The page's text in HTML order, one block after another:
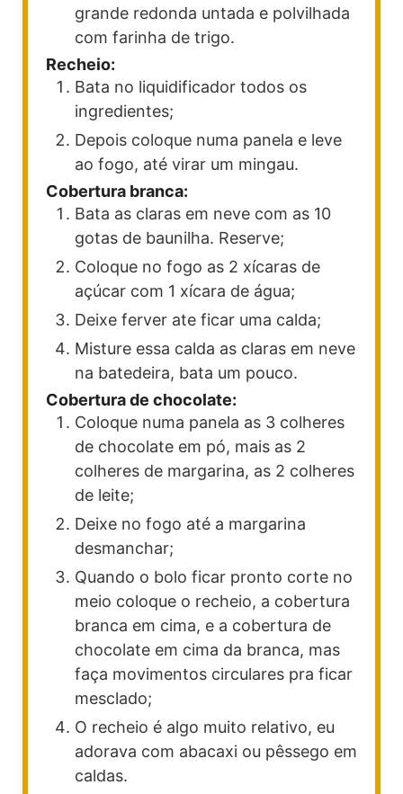
grande redonda untada e polvilhada
com farinha de trigo.
Recheio:
Bata no liquidificador todos os
ingredientes;
Depois coloque numa panela e leve
ao fogo, até virar um mingau.
Cobertura branca:
Bata as claras em neve com as 10
gotas de baunilha. Reserve;
Coloque no fogo as 2 xícaras de
açúcar com 1 xícara de água;
Deixe ferver ate ficar uma calda;
Misture essa calda as claras em neve
na batedeira, bata um pouco.
Cobertura de chocolate:
Coloque numa panela as 3 colheres
de chocolate em pó, mais as 2
colheres de margarina, as 2 colheres
de leite;
Deixe no fogo até a margarina
desmanchar;
Quando o bolo ficar pronto corte no
meio coloque o recheio, a cobertura
branca em cima, e a cobertura de
chocolate em cima da branca, mas
faça movimentos circulares pra ficar
mesclado;
O recheio é algo muito relativo, eu
adorava com abacaxi ou pêssego em
caldas.